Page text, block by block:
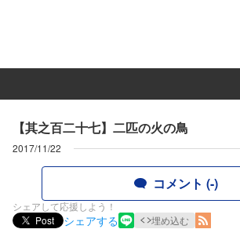
【其之百二十七】二匹の火の鳥
2017/11/22
コメント (-)
シェアして応援しよう！
Post
シェアする 埋め込む